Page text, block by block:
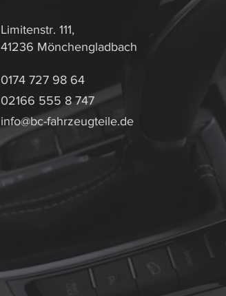
Limitenstr. 111,
41236 Mönchengladbach
0174 727 98 64
02166 555 8 747
info@bc-fahrzeugteile.de